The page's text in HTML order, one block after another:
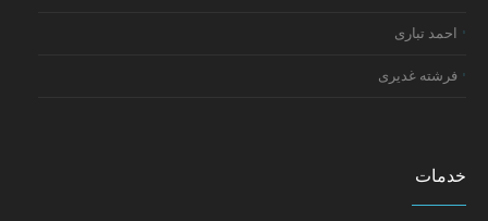
احمد تباری
فرشته غدیری
خدمات